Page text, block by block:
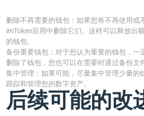
删除不再需要的钱包：如果您有不再使用或
imToken应用中删除它们。这样可以释放出
的钱包。
备份重要钱包：对于您认为重要的钱包，一
删除了钱包，您也可以在需要时通过备份文
集中管理：如果可能，尽量集中管理少量的
跟踪和管理您的数字资产。
后续可能的改